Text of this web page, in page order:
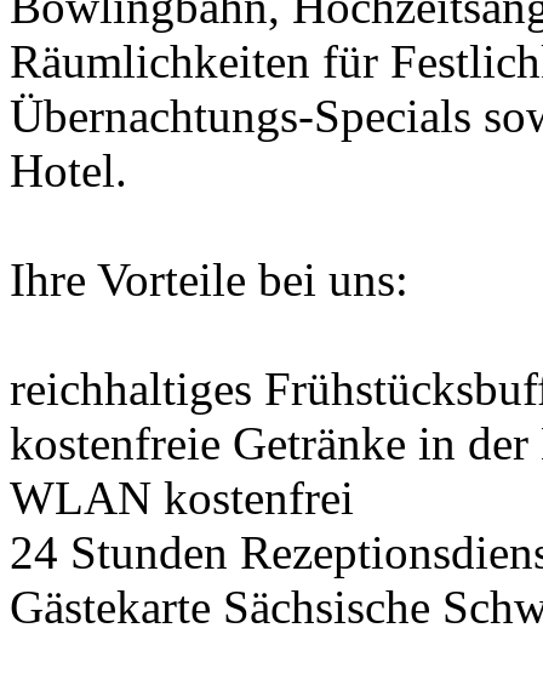
Räumlichkeiten für
Übernachtungs-Specials
Hotel.
Ihre Vorteile bei uns:
reichhaltiges
kostenfreie Getränke in
WLAN kostenfrei
24 Stunden
Gästekarte Sächsische